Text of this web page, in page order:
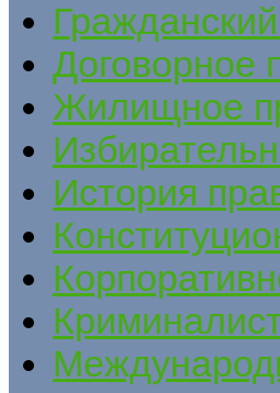
Договорное
Жилищное
История